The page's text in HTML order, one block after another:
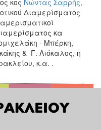
Διαμερίσματος
κα
- Μπέρκη,
& Γ. Λιόκαλος, η
κ.α. .